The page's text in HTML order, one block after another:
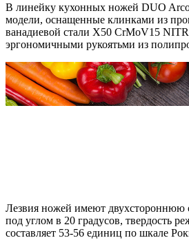
В линейку кухонных ножей DUO
модели, оснащенные клинками из
ванадиевой стали X50 CrMoV15
эргономичными рукоятьми из
Лезвия ножей имеют двухстороннюю
под углом в 20 градусов, твердость
составляет 53-56 единиц по шкале